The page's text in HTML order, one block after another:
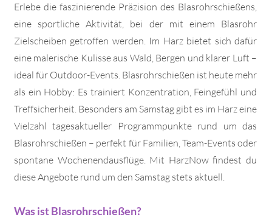
Erlebe die faszinierende Präzision des Blasrohrschießens,
eine sportliche Aktivität, bei der mit einem Blasrohr
Zielscheiben getroffen werden. Im Harz bietet sich dafür
eine malerische Kulisse aus Wald, Bergen und klarer Luft –
ideal für Outdoor-Events. Blasrohrschießen ist heute mehr
als ein Hobby: Es trainiert Konzentration, Feingefühl und
Treffsicherheit. Besonders am Samstag gibt es im Harz eine
Vielzahl tagesaktueller Programmpunkte rund um das
Blasrohrschießen – perfekt für Familien, Team-Events oder
spontane Wochenendausflüge. Mit HarzNow findest du
diese Angebote rund um den Samstag stets aktuell.
Was ist Blasrohrschießen?